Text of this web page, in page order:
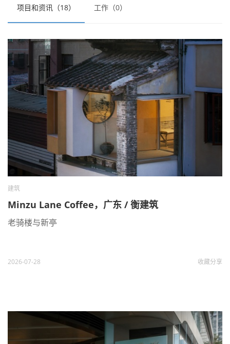
项目和资讯（18） 工作（0）
建筑
Minzu Lane Coffee，广东 / 衡建筑
老骑楼与新亭
2026-07-28 收藏分享